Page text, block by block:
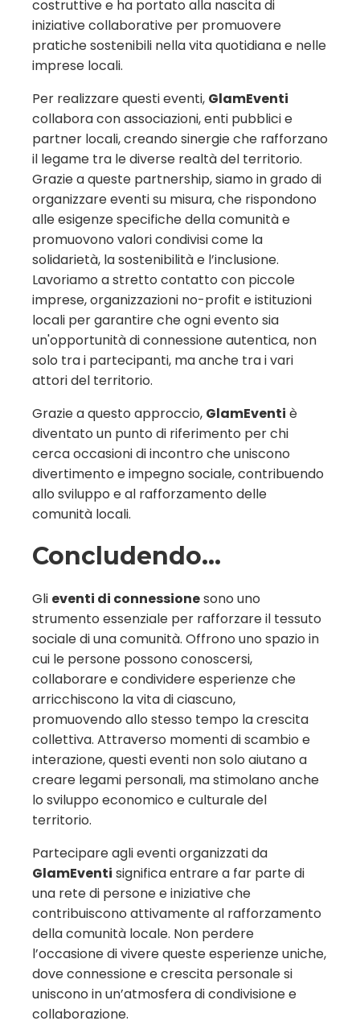
costruttive e ha portato alla nascita di
iniziative collaborative per promuovere
pratiche sostenibili nella vita quotidiana e nelle
imprese locali.
Per realizzare questi eventi, GlamEventi
collabora con associazioni, enti pubblici e
partner locali, creando sinergie che rafforzano
il legame tra le diverse realtà del territorio.
Grazie a queste partnership, siamo in grado di
organizzare eventi su misura, che rispondono
alle esigenze specifiche della comunità e
promuovono valori condivisi come la
solidarietà, la sostenibilità e l’inclusione.
Lavoriamo a stretto contatto con piccole
imprese, organizzazioni no-profit e istituzioni
locali per garantire che ogni evento sia
un'opportunità di connessione autentica, non
solo tra i partecipanti, ma anche tra i vari
attori del territorio.
Grazie a questo approccio, GlamEventi è
diventato un punto di riferimento per chi
cerca occasioni di incontro che uniscono
divertimento e impegno sociale, contribuendo
allo sviluppo e al rafforzamento delle
comunità locali.
Concludendo...
Gli eventi di connessionesono uno
strumento essenziale per rafforzare il tessuto
sociale di una comunità. Offrono uno spazio in
cui le persone possono conoscersi,
collaborare e condividere esperienze che
arricchiscono la vita di ciascuno,
promuovendo allo stesso tempo la crescita
collettiva. Attraverso momenti di scambio e
interazione, questi eventi non solo aiutano a
creare legami personali, ma stimolano anche
lo sviluppo economico e culturale del
territorio.
Partecipare agli eventi organizzati da
GlamEventi significa entrare a far parte di
una rete di persone e iniziative che
contribuiscono attivamente al rafforzamento
della comunità locale. Non perdere
l’occasione di vivere queste esperienze uniche,
dove connessione e crescita personale si
uniscono in un’atmosfera di condivisione e
collaborazione.